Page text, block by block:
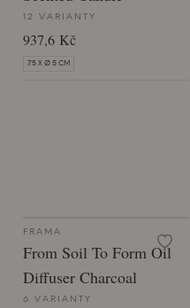
12 VARIANTY
937,6 Kč
7.5 X Ø 5 CM
FRAMA
From Soil To Form Oil
Diffuser Charcoal
6 VARIANTY